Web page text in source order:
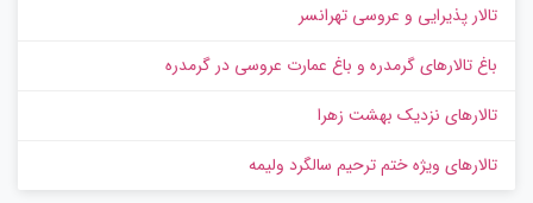
تالار پذیرایی و عروسی تهرانسر
باغ تالارهای گرمدره و باغ عمارت عروسی در گرمدره
تالارهای نزدیک بهشت زهرا
تالارهای ویژه ختم ترحیم سالگرد ولیمه